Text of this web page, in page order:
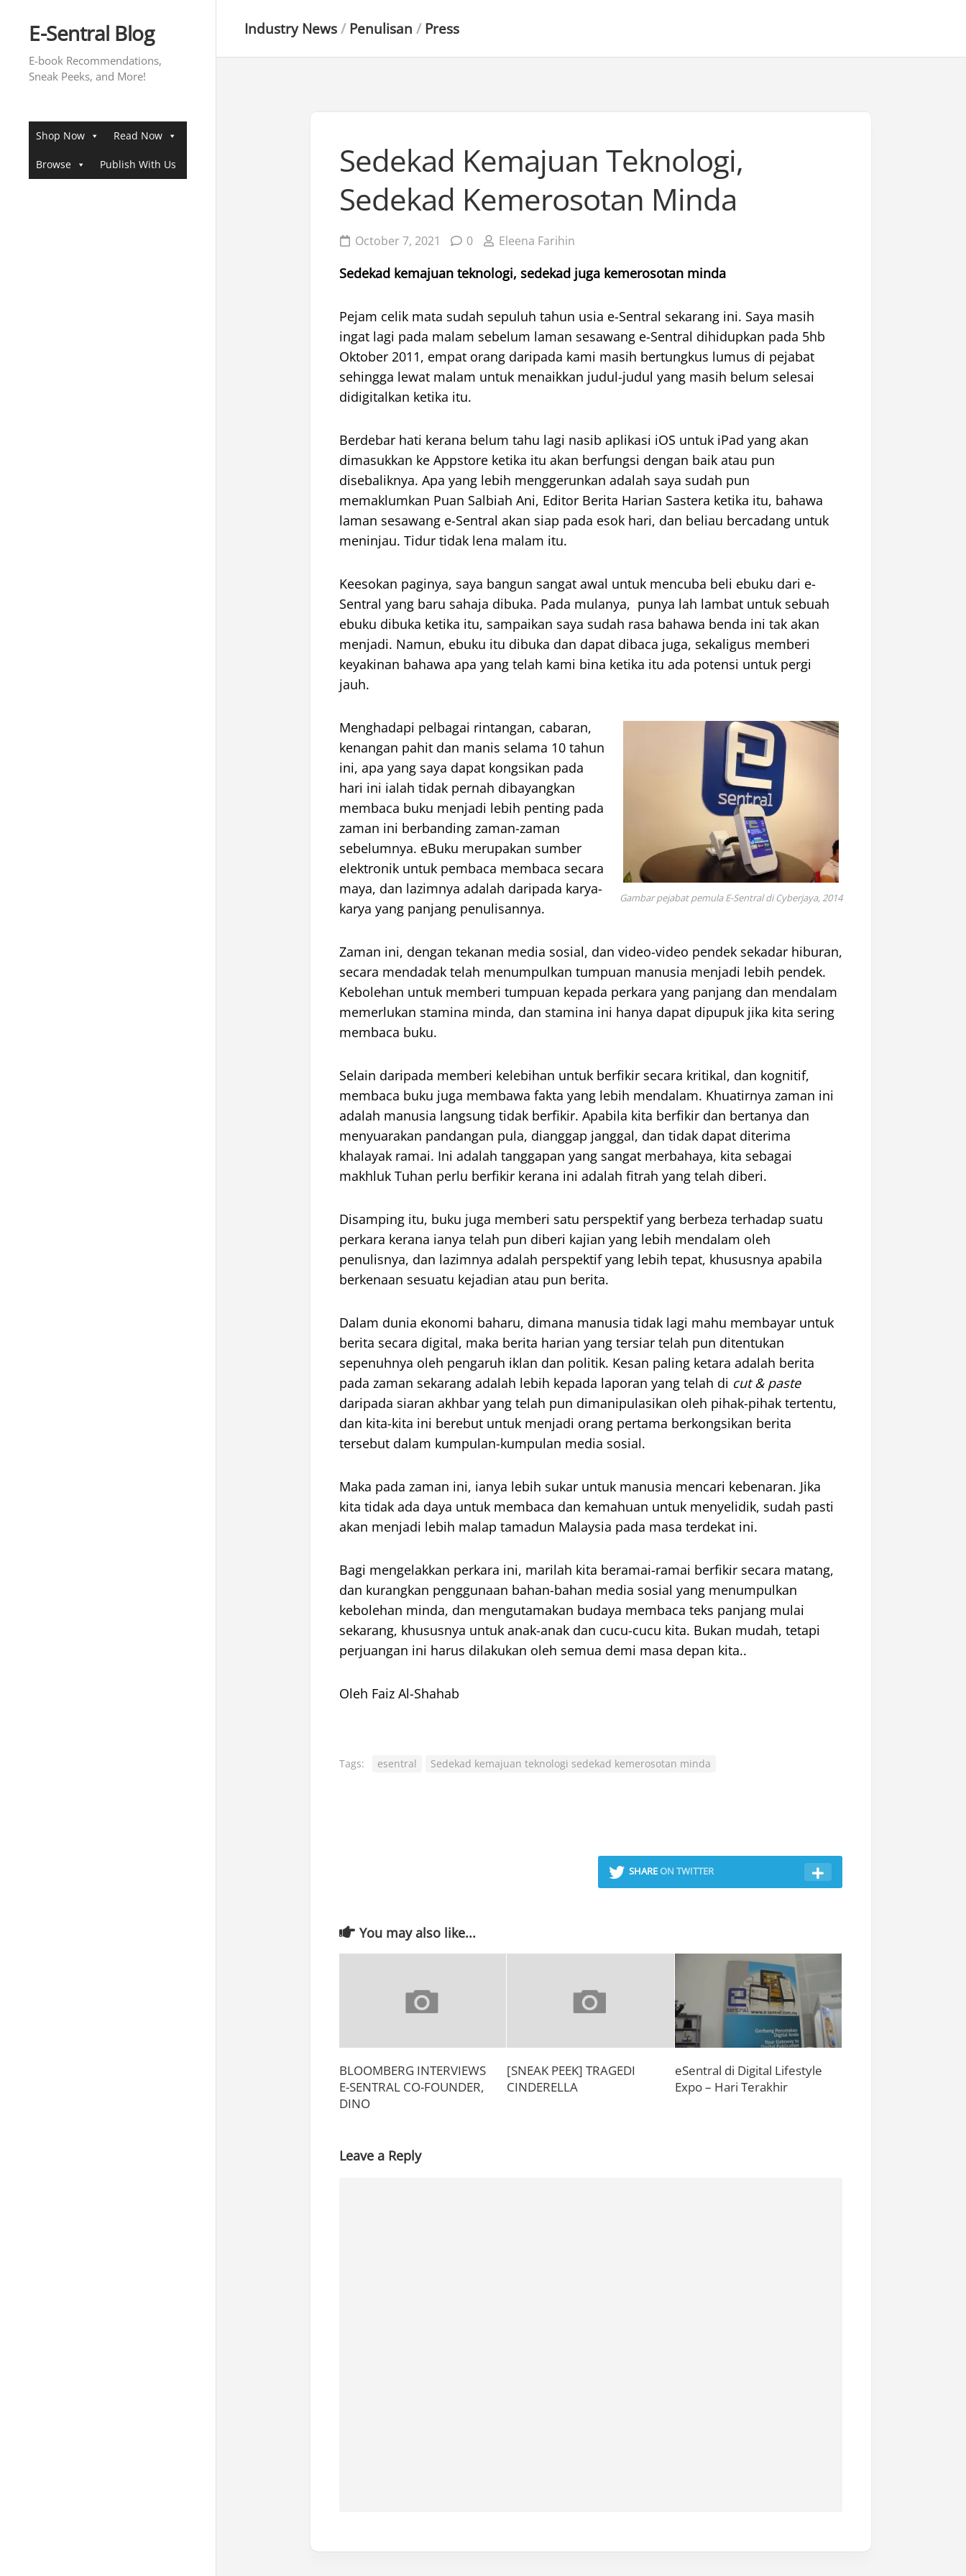
contentE-Sentral Blog
E-book Recommendations,
Sneak Peeks, and More!
Shop Now Read Now
Browse Publish With Us
Industry News/Penulisan /Press
Sedekad Kemajuan Teknologi,
Sedekad Kemerosotan Minda
October 7, 2021 0 Eleena Farihin
Sedekad kemajuan teknologi, sedekad juga kemerosotan minda
Pejam celik mata sudah sepuluh tahun usia e-Sentral sekarang ini. Saya masih
ingat lagi pada malam sebelum laman sesawang e-Sentral dihidupkan pada 5hb
Oktober 2011, empat orang daripada kami masih bertungkus lumus di pejabat
sehingga lewat malam untuk menaikkan judul-judul yang masih belum selesai
didigitalkan ketika itu.
Berdebar hati kerana belum tahu lagi nasib aplikasi iOS untuk iPad yang akan
dimasukkan ke Appstore ketika itu akan berfungsi dengan baik atau pun
disebaliknya. Apa yang lebih menggerunkan adalah saya sudah pun
memaklumkan Puan Salbiah Ani, Editor Berita Harian Sastera ketika itu, bahawa
laman sesawang e-Sentral akan siap pada esok hari, dan beliau bercadang untuk
meninjau. Tidur tidak lena malam itu.
Keesokan paginya, saya bangun sangat awal untuk mencuba beli ebuku dari e-
Sentral yang baru sahaja dibuka. Pada mulanya, punya lah lambat untuk sebuah
ebuku dibuka ketika itu, sampaikan saya sudah rasa bahawa benda ini tak akan
menjadi. Namun, ebuku itu dibuka dan dapat dibaca juga, sekaligus memberi
keyakinan bahawa apa yang telah kami bina ketika itu ada potensi untuk pergi
jauh.
Gambar pejabat pemula E-Sentral di Cyberjaya, 2014
Menghadapi pelbagai rintangan, cabaran,
kenangan pahit dan manis selama 10 tahun
ini, apa yang saya dapat kongsikan pada
hari ini ialah tidak pernah dibayangkan
membaca buku menjadi lebih penting pada
zaman ini berbanding zaman-zaman
sebelumnya. eBuku merupakan sumber
elektronik untuk pembaca membaca secara
maya, dan lazimnya adalah daripada karya-
karya yang panjang penulisannya.
Zaman ini, dengan tekanan media sosial, dan video-video pendek sekadar hiburan,
secara mendadak telah menumpulkan tumpuan manusia menjadi lebih pendek.
Kebolehan untuk memberi tumpuan kepada perkara yang panjang dan mendalam
memerlukan stamina minda, dan stamina ini hanya dapat dipupuk jika kita sering
membaca buku.
Selain daripada memberi kelebihan untuk berfikir secara kritikal, dan kognitif,
membaca buku juga membawa fakta yang lebih mendalam. Khuatirnya zaman ini
adalah manusia langsung tidak berfikir. Apabila kita berfikir dan bertanya dan
menyuarakan pandangan pula, dianggap janggal, dan tidak dapat diterima
khalayak ramai. Ini adalah tanggapan yang sangat merbahaya, kita sebagai
makhluk Tuhan perlu berfikir kerana ini adalah fitrah yang telah diberi.
Disamping itu, buku juga memberi satu perspektif yang berbeza terhadap suatu
perkara kerana ianya telah pun diberi kajian yang lebih mendalam oleh
penulisnya, dan lazimnya adalah perspektif yang lebih tepat, khususnya apabila
berkenaan sesuatu kejadian atau pun berita.
Dalam dunia ekonomi baharu, dimana manusia tidak lagi mahu membayar untuk
berita secara digital, maka berita harian yang tersiar telah pun ditentukan
sepenuhnya oleh pengaruh iklan dan politik. Kesan paling ketara adalah berita
pada zaman sekarang adalah lebih kepada laporan yang telah di cut & paste
daripada siaran akhbar yang telah pun dimanipulasikan oleh pihak-pihak tertentu,
dan kita-kita ini berebut untuk menjadi orang pertama berkongsikan berita
tersebut dalam kumpulan-kumpulan media sosial.
Maka pada zaman ini, ianya lebih sukar untuk manusia mencari kebenaran. Jika
kita tidak ada daya untuk membaca dan kemahuan untuk menyelidik, sudah pasti
akan menjadi lebih malap tamadun Malaysia pada masa terdekat ini.
Bagi mengelakkan perkara ini, marilah kita beramai-ramai berfikir secara matang,
dan kurangkan penggunaan bahan-bahan media sosial yang menumpulkan
kebolehan minda, dan mengutamakan budaya membaca teks panjang mulai
sekarang, khususnya untuk anak-anak dan cucu-cucu kita. Bukan mudah, tetapi
perjuangan ini harus dilakukan oleh semua demi masa depan kita..
Oleh Faiz Al-Shahab
Tags: esentral Sedekad kemajuan teknologi sedekad kemerosotan minda
SHAREON TWITTER
You may also like...
BLOOMBERG INTERVIEWS
E-SENTRAL CO-FOUNDER,
DINO
[SNEAK PEEK] TRAGEDI
CINDERELLA
eSentral di Digital Lifestyle
Expo – Hari Terakhir
Leave a Reply